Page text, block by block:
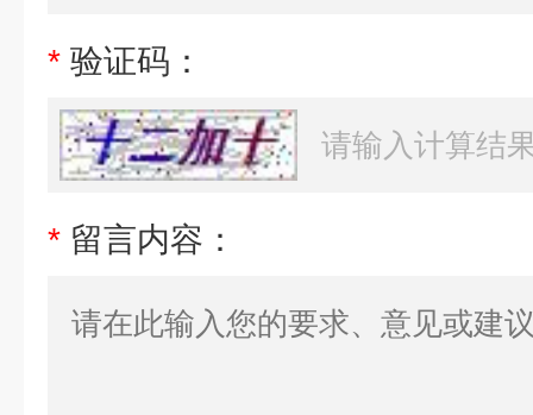
* 验证码：
* 留言内容：